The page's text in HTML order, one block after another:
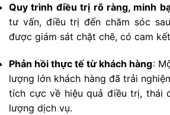
Quy trình điều trị rõ ràng, minh
tư vấn, điều trị đến chăm sóc
được giám sát chặt chẽ, có cam
Phản hồi thực tế từ khách hàng:
lượng lớn khách hàng đã trải
tích cực về hiệu quả điều trị, thái
lượng dịch vụ.